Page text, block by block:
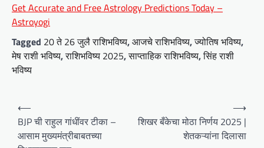
Get Accurate and Free Astrology Predictions Today –
Astroyogi
Tagged 20 ते 26 जुलै राशिभविष्य,आजचे राशिभविष्य,ज्योतिष भविष्य,
मेष राशी भविष्य,राशिभविष्य 2025,साप्ताहिक राशिभविष्य,सिंह राशी
भविष्य
⟵
BJP ची राहुल गांधींवर टीका –
आसाम मुख्यमंत्रीबाबतच्या
शिखर बँकेचा मोठा निर्णय 2025 |
शेतकऱ्यांना दिलासा
⟶